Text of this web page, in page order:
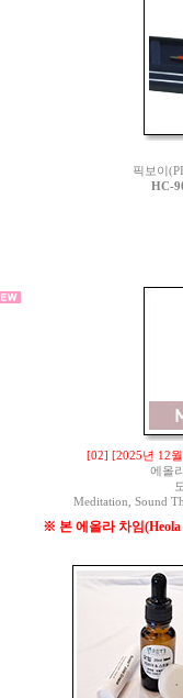
픽보이
HC-
[02] [2025년 12
에올
Meditation, Sound
※ 본 에올라 차임